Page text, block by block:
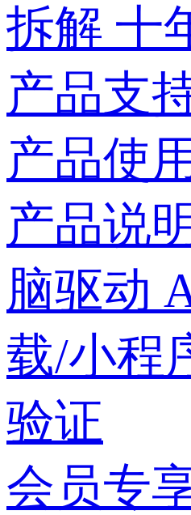
拆解 十
产品支
产品使
产品说
脑驱动
载/小程
验证
会员专